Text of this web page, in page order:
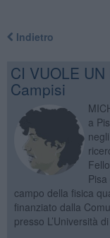
Indietro
CI VUOLE
Campisi
a
campo della fisica
finanziato dalla
presso L’Università